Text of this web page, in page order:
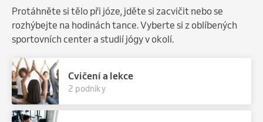
Protáhněte si tělo při józe, jděte si zacvičit nebo se
rozhýbejte na hodinách tance. Vyberte si z oblíbených
sportovních center a studií jógy v okolí.
Cvičení a lekce
2 podniky